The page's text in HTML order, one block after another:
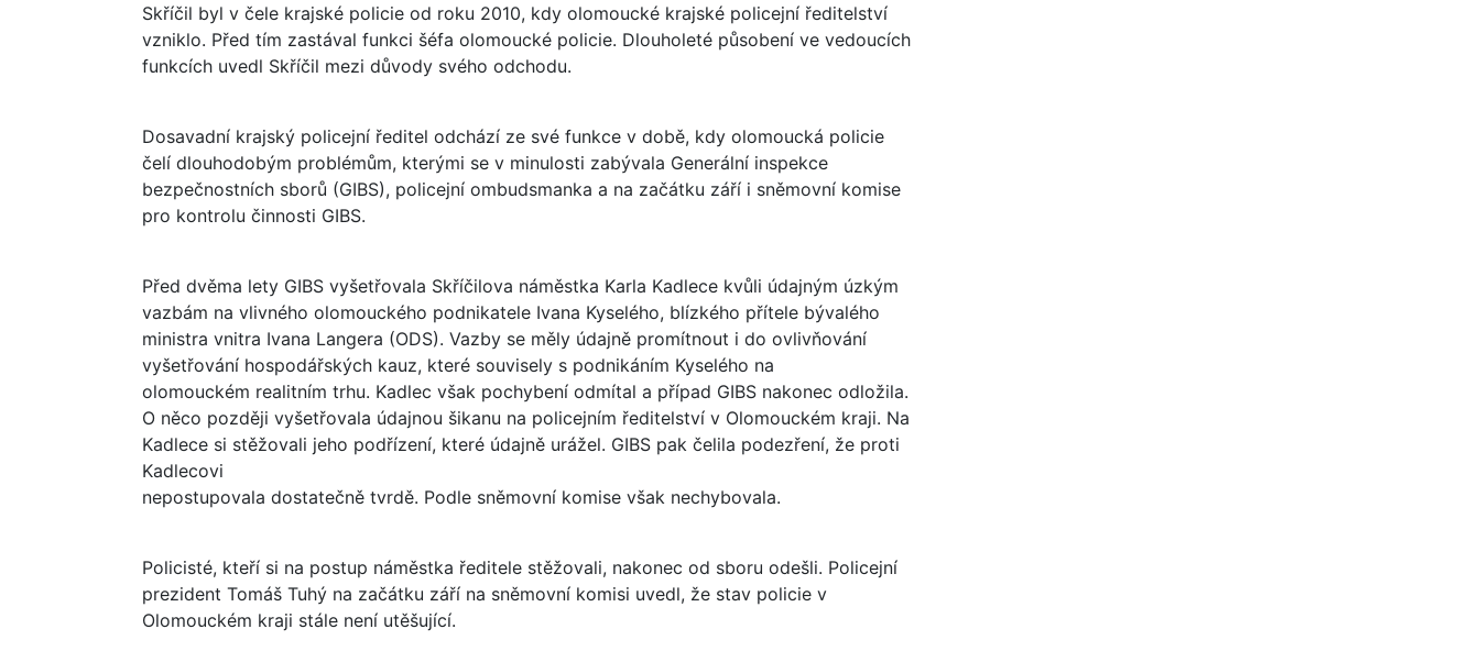
Skříčil byl v čele krajské policie od roku 2010, kdy olomoucké krajské policejní ředitelství
vzniklo. Před tím zastával funkci šéfa olomoucké policie. Dlouholeté působení ve vedoucích
funkcích uvedl Skříčil mezi důvody svého odchodu.
Dosavadní krajský policejní ředitel odchází ze své funkce v době, kdy olomoucká policie
čelí dlouhodobým problémům, kterými se v minulosti zabývala Generální inspekce
bezpečnostních sborů (GIBS), policejní ombudsmanka a na začátku září i sněmovní komise
pro kontrolu činnosti GIBS.
Před dvěma lety GIBS vyšetřovala Skříčilova náměstka Karla Kadlece kvůli údajným úzkým
vazbám na vlivného olomouckého podnikatele Ivana Kyselého, blízkého přítele bývalého
ministra vnitra Ivana Langera (ODS). Vazby se měly údajně promítnout i do ovlivňování
vyšetřování hospodářských kauz, které souvisely s podnikáním Kyselého na
olomouckém realitním trhu. Kadlec však pochybení odmítal a případ GIBS nakonec odložila.
O něco později vyšetřovala údajnou šikanu na policejním ředitelství v Olomouckém kraji. Na
Kadlece si stěžovali jeho podřízení, které údajně urážel. GIBS pak čelila podezření, že proti
Kadlecovi
nepostupovala dostatečně tvrdě. Podle sněmovní komise však nechybovala.
Policisté, kteří si na postup náměstka ředitele stěžovali, nakonec od sboru odešli. Policejní
prezident Tomáš Tuhý na začátku září na sněmovní komisi uvedl, že stav policie v
Olomouckém kraji stále není utěšující.